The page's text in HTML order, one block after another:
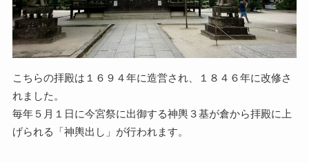
こちらの拝殿は１６９４年に造営され、１８４６年に改修さ
れました。
毎年５月１日に今宮祭に出御する神輿３基が倉から拝殿に上
げられる「神輿出し」が行われます。